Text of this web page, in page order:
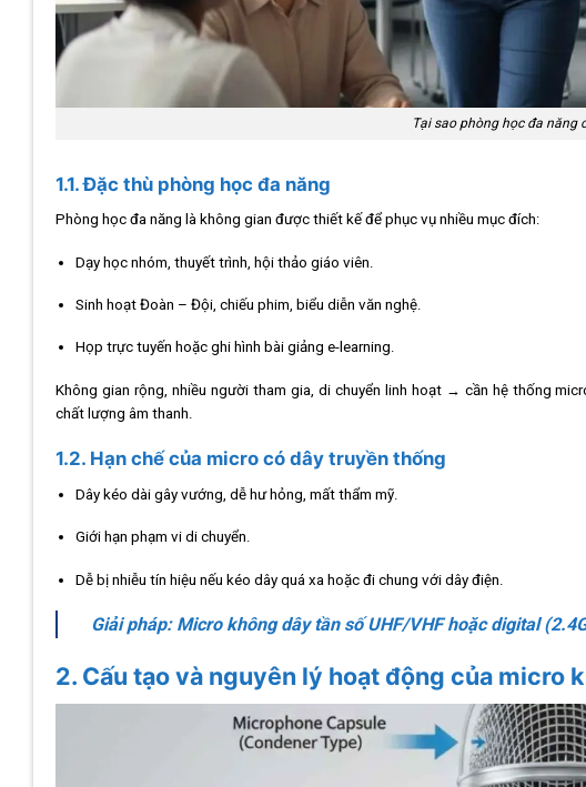
Tại sao phòng học đa năng
1.1. Đặc thù phòng học đa năng
Phòng học đa năng là không gian được thiết kế để phục vụ nhiều mục đích:
Dạy học nhóm, thuyết trình, hội thảo giáo viên.
Sinh hoạt Đoàn – Đội, chiếu phim, biểu diễn văn nghệ.
Họp trực tuyến hoặc ghi hình bài giảng e-learning.
Không gian rộng, nhiều người tham gia, di chuyển linh hoạt → cần hệ thống
chất lượng âm thanh.
1.2. Hạn chế của micro có dây truyền thống
Dây kéo dài gây vướng, dễ hư hỏng, mất thẩm mỹ.
Giới hạn phạm vi di chuyển.
Dễ bị nhiễu tín hiệu nếu kéo dây quá xa hoặc đi chung với dây điện.
Giải pháp: Micro không dây tần số UHF/VHF hoặc digital
2. Cấu tạo và nguyên lý hoạt động của micro